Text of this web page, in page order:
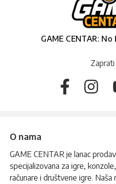
GAME CENTAR:
Zaprati
O nama
GAME CENTAR je lanac
specijalizovana za igre,
računare i društvene igre. Naša